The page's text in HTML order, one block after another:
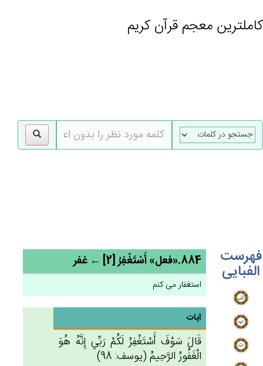
کاملترین معجم قرآن کریم
فهرست
الفبایی 884.«فعل» أَسْتَغْفِرُ [2] ← غفر
استغفار می کنم
آیات
قَال‌َ سَوْف‌َ أَسْتَغْفِرُ لَكُم‌ْ رَبِّي‌ إِنَّه‌ُ هُوَ
الْغَفُورُ الرَّحِيم‌ُ (يوسف: 98)